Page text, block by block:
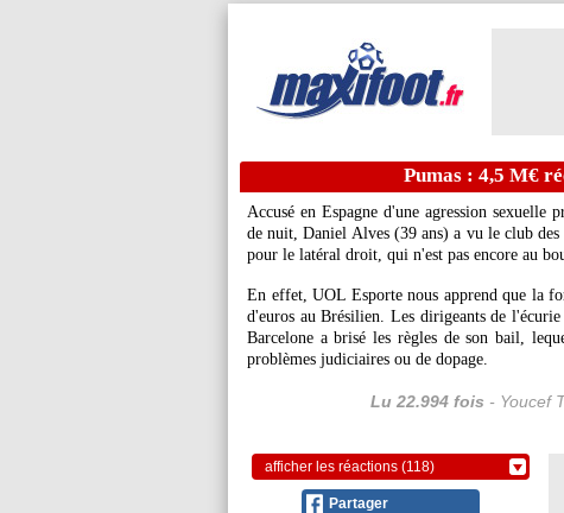
Pumas : 4,5 M€
Accusé en Espagne d'une agression sexuelle
de nuit, Daniel Alves (39 ans) a vu le club
pour le latéral droit, qui n'est pas encore au
En effet, UOL Esporte nous apprend que la
d'euros au Brésilien. Les dirigeants de
Barcelone a brisé les règles de son bail,
problèmes judiciaires ou de dopage.
Lu 22.994 fois - Youcef
afficher les réactions (118)
Partager